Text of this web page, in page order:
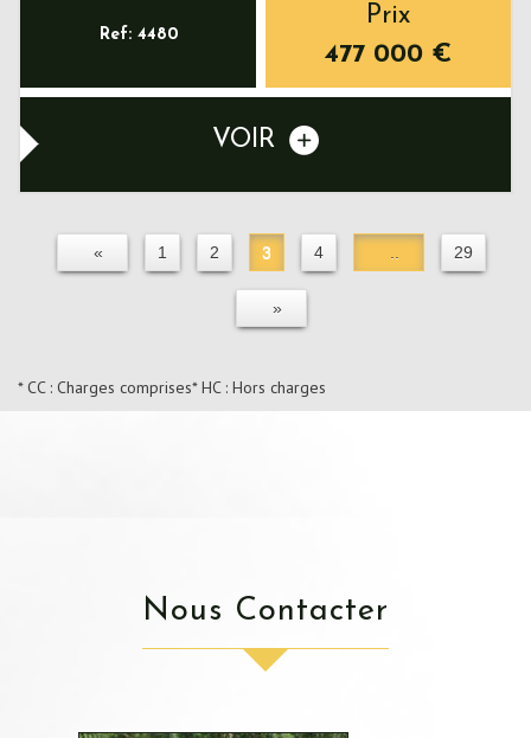
Ref: 4480
Prix
477 000 €
VOIR
« 1 2 3 4 29
»
* CC : Charges comprises* HC : Hors charges
Nous Contacter